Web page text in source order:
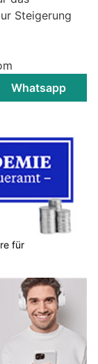
Steigerung
Whatsapp
für